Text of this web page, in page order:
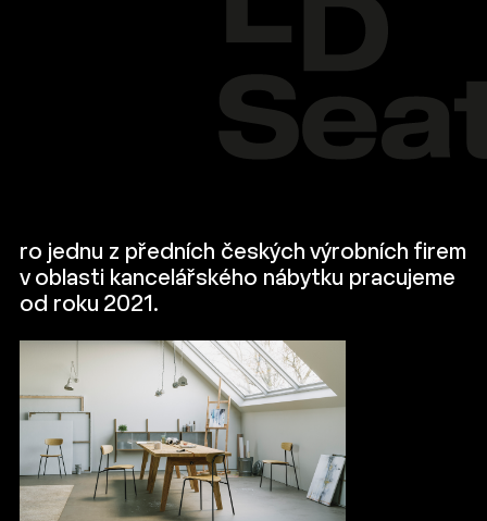
ro jednu z předních českých výrobních firem
v oblasti kancelářského nábytku pracujeme
od roku 2021.